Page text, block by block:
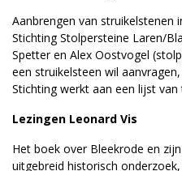
Aanbrengen van struikelstenen
Stichting Stolpersteine Laren/
Spetter en Alex Oostvogel
een struikelsteen wil
Stichting werkt aan een lijst
Lezingen Leonard Vis
Het boek over Bleekrode en
uitgebreid historisch